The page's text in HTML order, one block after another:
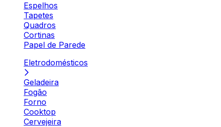
Espelhos
Tapetes
Quadros
Cortinas
Papel de Parede
Eletrodomésticos
Geladeira
Fogão
Forno
Cooktop
Cervejeira